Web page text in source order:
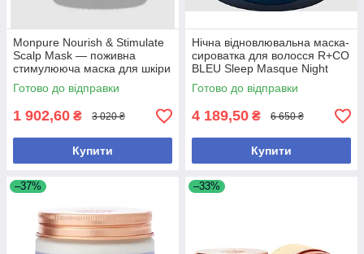
Monpure Nourish & Stimulate
Scalp Mask — поживна
стимулююча маска для шкіри
голови та зміцнення волосся
100 г
Готово до відправки
1 902,60 ₴ 3 020 ₴
Купити
Нічна відновлювальна маска-
сироватка для волосся R+CO
BLEU Sleep Masque Night
Repair Serum 56.7 г
Готово до відправки
4 189,50 ₴ 6 650 ₴
Купити
–37% –33%